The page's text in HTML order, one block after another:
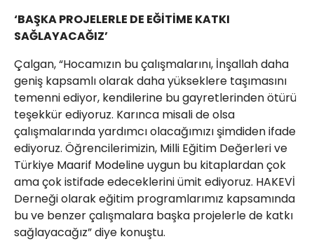
‘BAŞKA PROJELERLE DE EĞİTİME KATKI
SAĞLAYACAĞIZ’
Çalgan, “Hocamızın bu çalışmalarını, İnşallah daha
geniş kapsamlı olarak daha yükseklere taşımasını
temenni ediyor, kendilerine bu gayretlerinden ötürü
teşekkür ediyoruz. Karınca misali de olsa
çalışmalarında yardımcı olacağımızı şimdiden ifade
ediyoruz. Öğrencilerimizin, Milli Eğitim Değerleri ve
Türkiye Maarif Modeline uygun bu kitaplardan çok
ama çok istifade edeceklerini ümit ediyoruz. HAKEVİ
Derneği olarak eğitim programlarımız kapsamında
bu ve benzer çalışmalara başka projelerle de katkı
sağlayacağız” diye konuştu.